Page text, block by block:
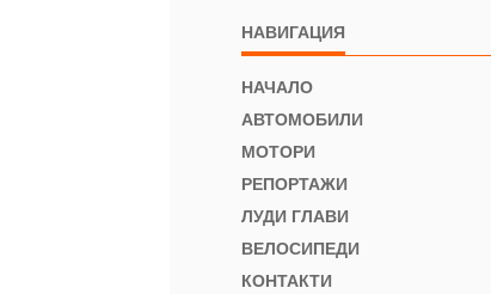
НАВИГАЦИЯ
НАЧАЛО
АВТОМОБИЛИ
МОТОРИ
РЕПОРТАЖИ
ЛУДИ ГЛАВИ
ВЕЛОСИПЕДИ
КОНТАКТИ